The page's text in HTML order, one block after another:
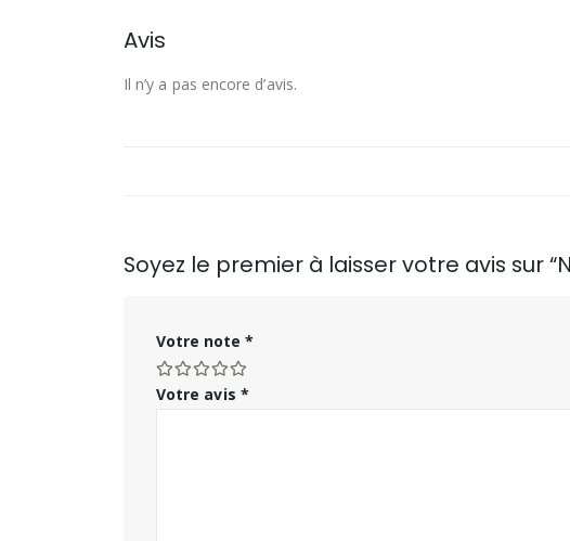
Avis
Il n’y a pas encore d’avis.
Soyez le premier à laisser votre avis sur
Votre note *
Votre avis *